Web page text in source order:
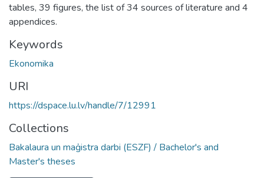
tables, 39 figures, the list of 34 sources of literature and 4
appendices.
Keywords
Ekonomika
URI
https://dspace.lu.lv/handle/7/12991
Collections
Bakalaura un maģistra darbi (ESZF) / Bachelor's and
Master's theses